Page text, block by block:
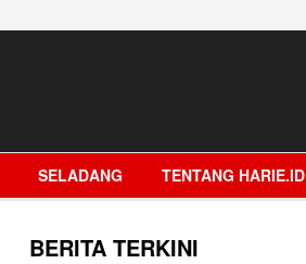
SELADANG TENTANG HARIE.ID
BERITA TERKINI